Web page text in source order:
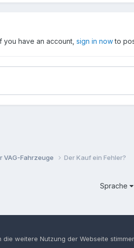
you have an account, sign in nowto
VAG-Fahrzeuge Der Kauf ein Fehler?
Sprache
die weitere Nutzung der Webseite